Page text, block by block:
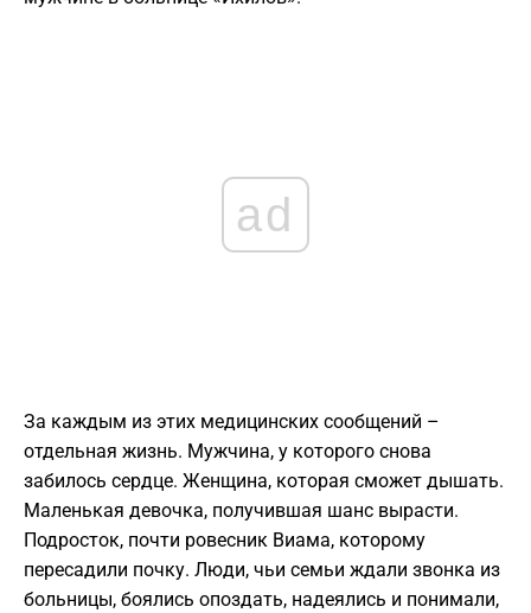
ad
За каждым из этих медицинских сообщений –
отдельная жизнь. Мужчина, у которого снова
забилось сердце. Женщина, которая сможет дышать.
Маленькая девочка, получившая шанс вырасти.
Подросток, почти ровесник Виама, которому
пересадили почку. Люди, чьи семьи ждали звонка из
больницы, боялись опоздать, надеялись и понимали,